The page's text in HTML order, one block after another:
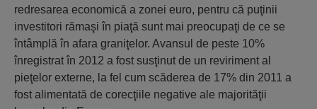
redresarea economică a zonei euro, pentru că puţinii
investitori rămaşi în piaţă sunt mai preocupaţi de ce se
întâmplă în afara graniţelor. Avansul de peste 10%
înregistrat în 2012 a fost susţinut de un reviriment al
pieţelor externe, la fel cum scăderea de 17% din 2011 a
fost alimentată de corecţiile negative ale majorităţii